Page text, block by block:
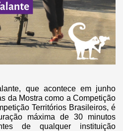
que acontece em junho
da Mostra como a Competição
Territórios Brasileiros, é
máxima de 30 minutos
de qualquer instituição